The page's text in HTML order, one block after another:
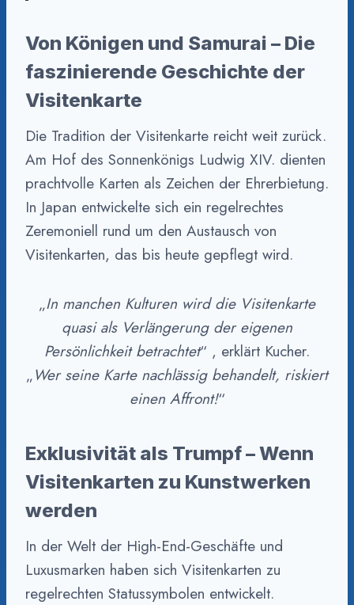
Von Königen und Samurai – Die
faszinierende Geschichte der
Visitenkarte
Die Tradition der Visitenkarte reicht weit zurück.
Am Hof des Sonnenkönigs Ludwig XIV. dienten
prachtvolle Karten als Zeichen der Ehrerbietung.
In Japan entwickelte sich ein regelrechtes
Zeremoniell rund um den Austausch von
Visitenkarten, das bis heute gepflegt wird.
„In manchen Kulturen wird die Visitenkarte
quasi als Verlängerung der eigenen
Persönlichkeit betrachtet“ , erklärt Kucher.
„Wer seine Karte nachlässig behandelt, riskiert
einen Affront!“
Exklusivität als Trumpf – Wenn
Visitenkarten zu Kunstwerken
werden
In der Welt der High-End-Geschäfte und
Luxusmarken haben sich Visitenkarten zu
regelrechten Statussymbolen entwickelt.